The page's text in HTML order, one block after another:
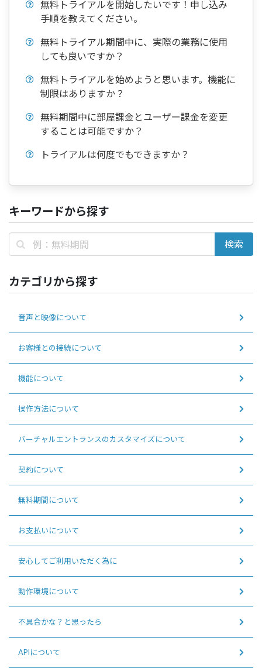
キーワードから探す
カテゴリから探す
音声と映像について
お客様との接続について
機能について
操作方法について
バーチャルエントランスのカスタマイズについて
契約について
無料期間について
お支払いについて
安心してご利用いただく為に
動作環境について
不具合かな？と思ったら
APIについて
無料トライアルを開始したいです！申し込み
手順を教えてください。
無料トライアル期間中に、実際の業務に使用
しても良いですか？
無料トライアルを始めようと思います。機能に
制限はありますか？
無料期間中に部屋課金とユーザー課金を変更
することは可能ですか？
トライアルは何度でもできますか？